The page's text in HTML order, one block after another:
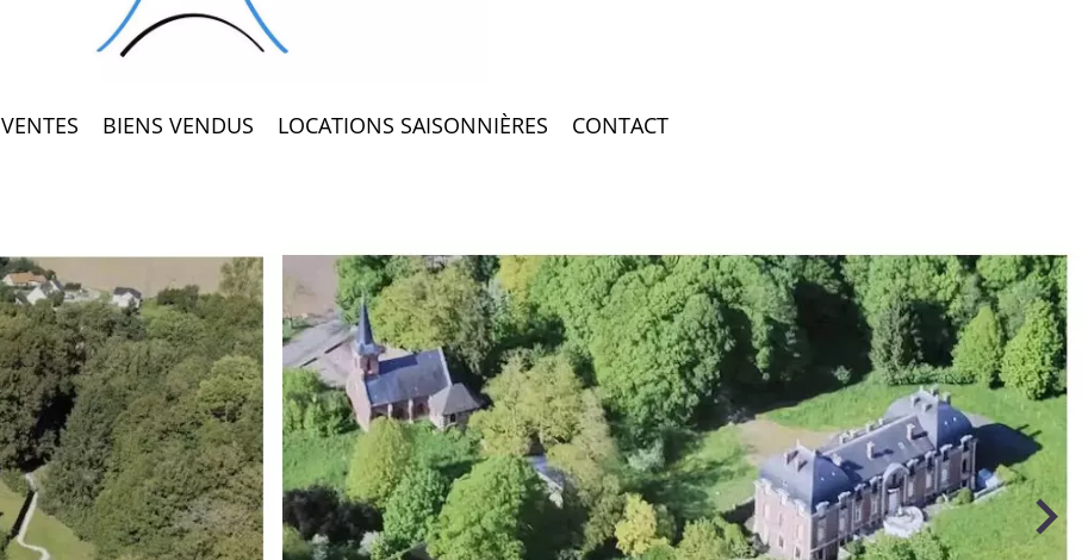
VENTES BIENS VENDUS LOCATIONS SAISONNIÈRES CONTACT